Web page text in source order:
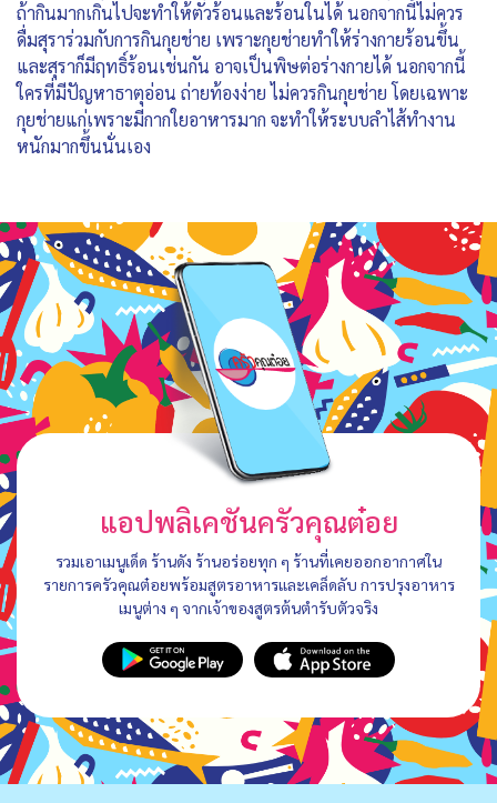
ถ้ากินมากเกินไปจะทำให้ตัวร้อนและร้อนในได้ นอกจากนี้ไม่ควร
ดื่มสุราร่วมกับการกินกุยช่าย เพราะกุยช่ายทำให้ร่างกายร้อนขึ้น
และสุราก็มีฤทธิ์ร้อนเช่นกัน อาจเป็นพิษต่อร่างกายได้ นอกจากนี้
ใครที่มีปัญหาธาตุอ่อน ถ่ายท้องง่าย ไม่ควรกินกุยช่าย โดยเฉพาะ
กุยช่ายแก่เพราะมีกากใยอาหารมาก จะทำให้ระบบลำไส้ทำงาน
หนักมากขึ้นนั่นเอง
แอปพลิเคชันครัวคุณต๋อย
รวมเอาเมนูเด็ด ร้านดัง ร้านอร่อยทุก ๆ ร้านที่เคยออกอากาศใน
รายการครัวคุณต๋อยพร้อมสูตรอาหารและเคล็ดลับ การปรุงอาหาร
เมนูต่าง ๆ จากเจ้าของสูตรต้นตำรับตัวจริง